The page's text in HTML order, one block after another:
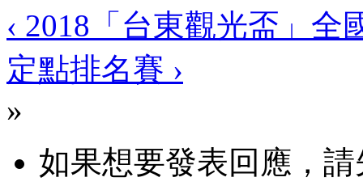
‹ 2018「台東觀光盃」
定點排名賽 ›
»
如果想要發表回應，請